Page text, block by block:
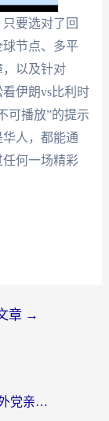
要选对了回
球节点、多平
以及针对
伊朗vs比利时
可播放”的提示
人，都能通
何一场精彩
章 →
12123在境外不能登录怎么办？海外党亲测有效的回国加速方案